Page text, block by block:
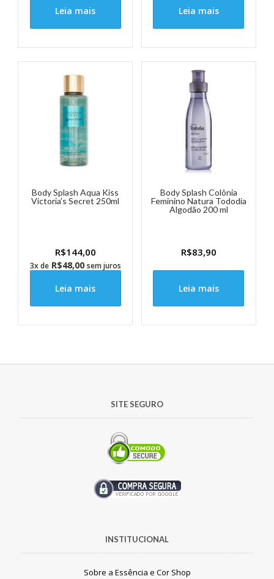
Leia mais Leia mais
Body Splash Aqua Kiss
Victoria’s Secret 250ml
R$144,00
3x de R$48,00 sem juros
Leia mais
Body Splash Colônia
Feminino Natura Tododia
Algodão 200 ml
R$83,90
Leia mais
SITE SEGURO
INSTITUCIONAL
Sobre a Essência e Cor Shop